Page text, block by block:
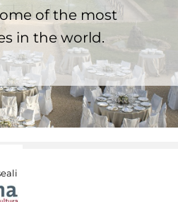
of the most
in the world.